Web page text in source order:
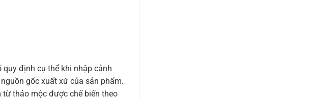
định cụ thể khi nhập cảnh
gốc xuất xứ của sản phẩm.
thảo mộc được chế biến theo